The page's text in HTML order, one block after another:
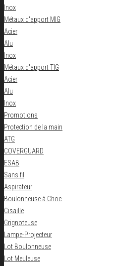
Inox
Métaux d'apport MIG
Acier
Alu
Inox
Métaux d'apport TIG
Acier
Alu
Inox
Promotions
Protection de la main
ATG
COVERGUARD
ESAB
Sans fil
Aspirateur
Boulonneuse à Choc
Cisaille
Grignoteuse
Lampe-Projecteur
Lot Boulonneuse
Lot Meuleuse